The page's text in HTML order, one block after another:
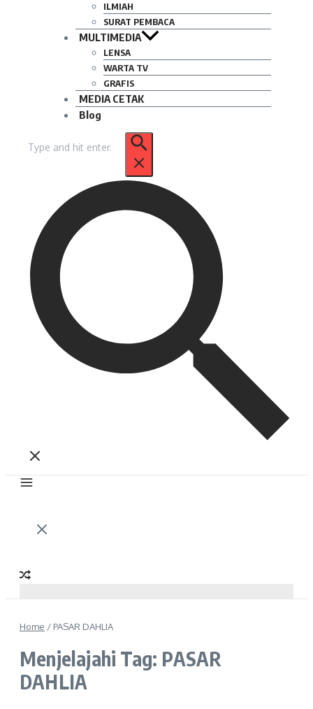
ILMIAH
SURAT PEMBACA
MULTIMEDIA
LENSA
WARTA TV
GRAFIS
MEDIA CETAK
Blog
untuk:
Home / PASAR DAHLIA
Menjelajahi Tag: PASAR
DAHLIA